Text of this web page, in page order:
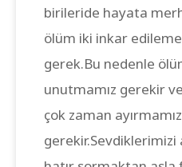
birileride hayata
ölüm iki inkar
gerek.Bu nedenle
unutmamız gerekir
çok zaman ayırmamız